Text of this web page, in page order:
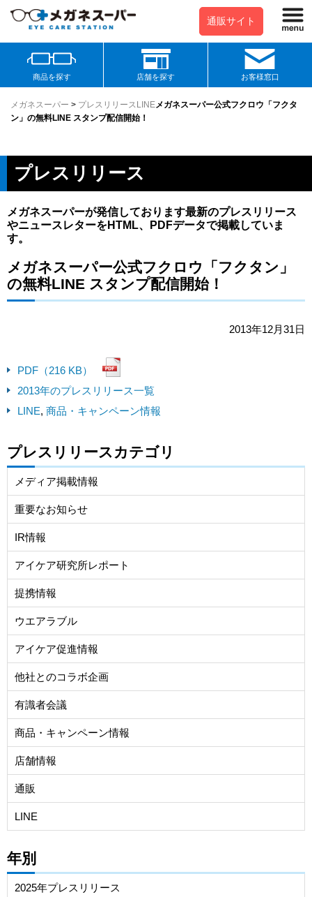
通販サイト
商品を探す 店舗を探す お客様窓口
メガネスーパー > プレスリリース LINEメガネスーパー公式フクロウ「フクタ
ン」の無料LINE スタンプ配信開始！
プレスリリース
メガネスーパーが発信しております最新のプレスリリース
やニュースレターをHTML、PDFデータで掲載していま
す。
メガネスーパー公式フクロウ「フクタン」
の無料LINE スタンプ配信開始！
2013年12月31日
PDF（216 KB）
2013年のプレスリリース一覧
LINE, 商品・キャンペーン情報
プレスリリースカテゴリ
メディア掲載情報
重要なお知らせ
IR情報
アイケア研究所レポート
提携情報
ウエアラブル
アイケア促進情報
他社とのコラボ企画
有識者会議
商品・キャンペーン情報
店舗情報
通販
LINE
年別
2025年プレスリリース